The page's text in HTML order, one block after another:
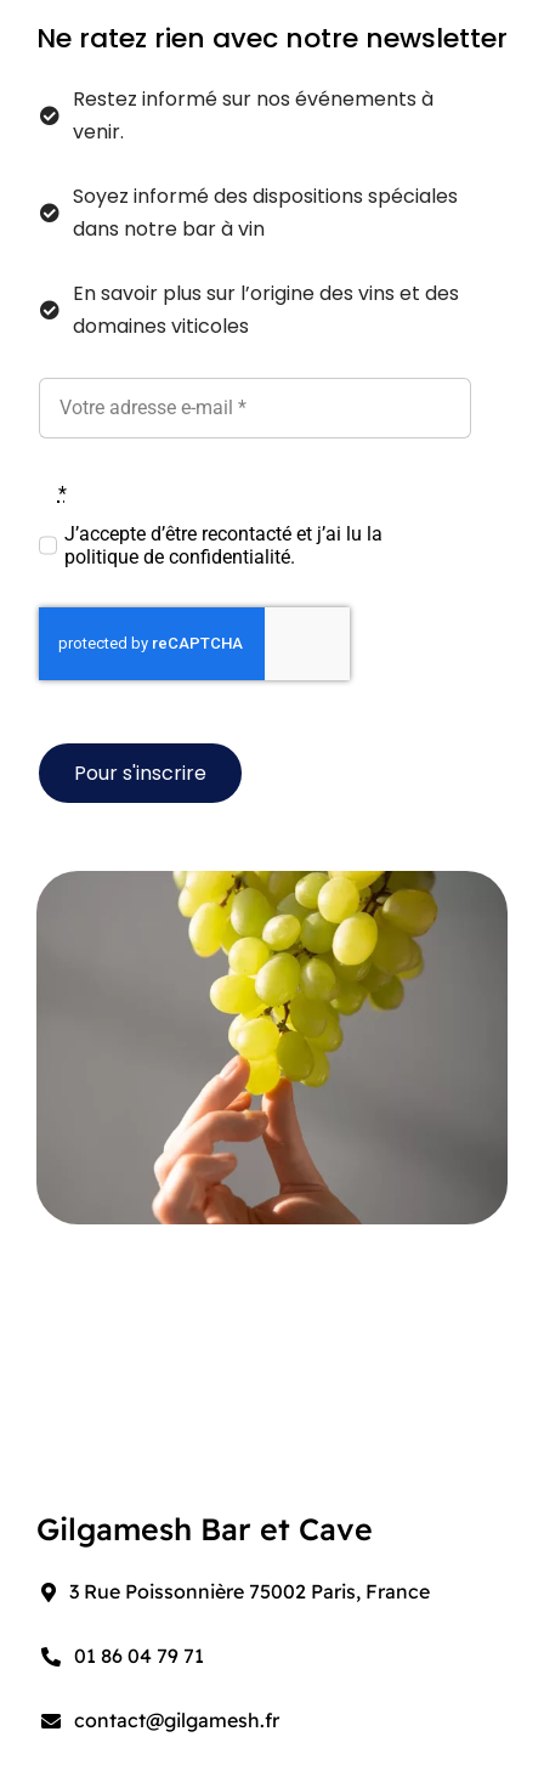
Ne ratez rien avec notre newsletter
Restez informé sur nos événements à
venir.
Soyez informé des dispositions spéciales
dans notre bar à vin
En savoir plus sur l’origine des vins et des
domaines viticoles
*
J’accepte d’être recontacté et j’ai lu la
politique de confidentialité.
Pour s'inscrire
Gilgamesh Bar et Cave
3 Rue Poissonnière 75002 Paris, France
01 86 04 79 71
contact@gilgamesh.fr